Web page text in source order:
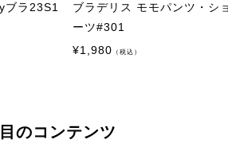
ブラ23S1
ブラデリス モモパンツ・シ
ーツ#301
¥1,980 （税込）
のコンテンツ